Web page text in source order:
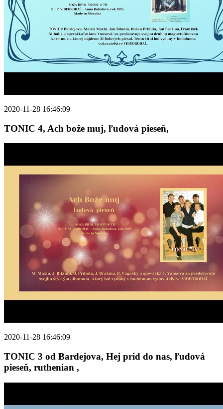
2020-11-28 16:46:09
TONIC 4, Ach bože muj, ľudová pieseň,
2020-11-28 16:46:09
TONIC 3 od Bardejova, Hej prid do nas, ľudová
pieseň, ruthenian ,